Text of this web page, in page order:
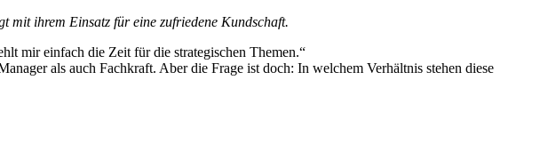
mit ihrem Einsatz für eine zufriedene Kundschaft.
mir einfach die Zeit für die strategischen Themen.“
als auch Fachkraft. Aber die Frage ist doch: In welchem Verhältnis stehen diese